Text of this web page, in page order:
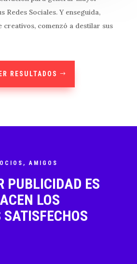
Redes Sociales. Y enseguida,
creativos, comenzó a destilar sus
RESULTADOS
AMIGOS
PUBLICIDAD ES
LOS